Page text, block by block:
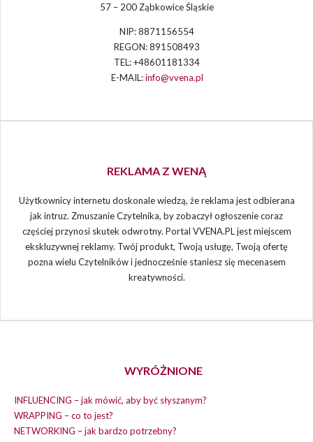
57 – 200 Ząbkowice Śląskie
NIP: 8871156554
REGON: 891508493
TEL: +48601181334
E-MAIL:info@vvena.pl
REKLAMA Z WENĄ
Użytkownicy internetu doskonale wiedzą, że reklama jest odbierana
jak intruz. Zmuszanie Czytelnika, by zobaczył ogłoszenie coraz
częściej przynosi skutek odwrotny. Portal VVENA.PL jest miejscem
ekskluzywnej reklamy. Twój produkt, Twoją usługę, Twoją ofertę
pozna wielu Czytelników i jednocześnie staniesz się mecenasem
kreatywności.
WYRÓŻNIONE
INFLUENCING – jak mówić, aby być słyszanym?
WRAPPING – co to jest?
NETWORKING – jak bardzo potrzebny?